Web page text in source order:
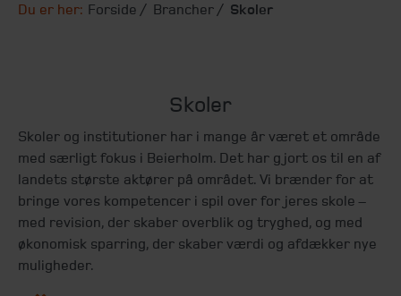
Du er her: Forside Brancher Skoler
Skoler
Skoler og institutioner har i mange år været et område
med særligt fokus i Beierholm. Det har gjort os til en af
landets største aktører på området. Vi brænder for at
bringe vores kompetencer i spil over for jeres skole –
med revision, der skaber overblik og tryghed, og med
økonomisk sparring, der skaber værdi og afdækker nye
muligheder.